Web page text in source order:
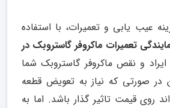
عیب یابی و تعمیرات، با استفاده
تعمیرات ماکروفر گاستروبک در
و نقص ماکروفر گاستروبک شما
صورتی که نیاز به تعویض قطعه
روی قیمت تاثیر گذار باشد. اما به